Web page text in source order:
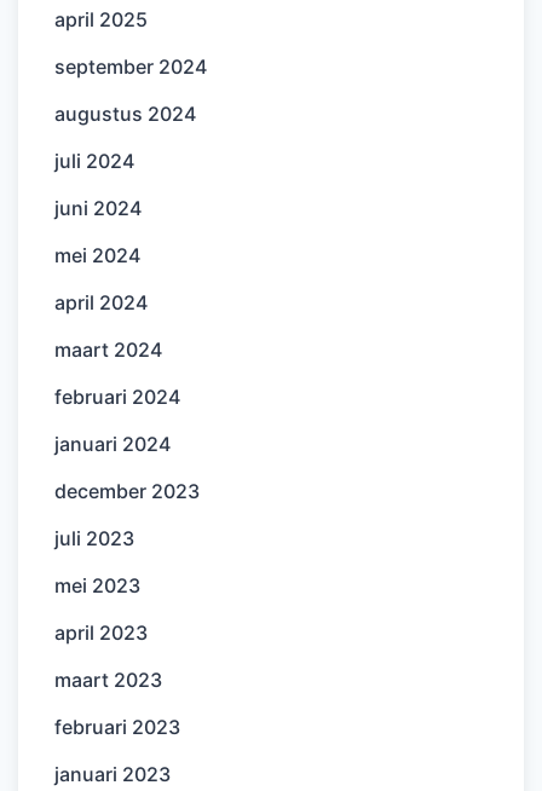
april 2025
september 2024
augustus 2024
juli 2024
juni 2024
mei 2024
april 2024
maart 2024
februari 2024
januari 2024
december 2023
juli 2023
mei 2023
april 2023
maart 2023
februari 2023
januari 2023